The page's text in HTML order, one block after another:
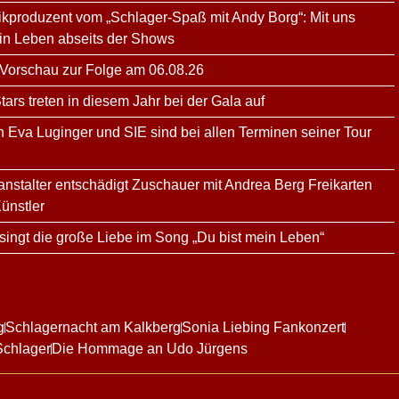
vom „Schlager-Spaß mit Andy Borg“: Mit uns
Leben abseits der Shows
zur Folge am 06.08.26
treten in diesem Jahr bei der Gala auf
Eva Luginger und SIE sind bei allen Terminen seiner Tour
entschädigt Zuschauer mit Andrea Berg Freikarten
die große Liebe im Song „Du bist mein Leben“
Schlagernacht am KalkbergSonia Liebing Fankonzert
Die Hommage an Udo Jürgens